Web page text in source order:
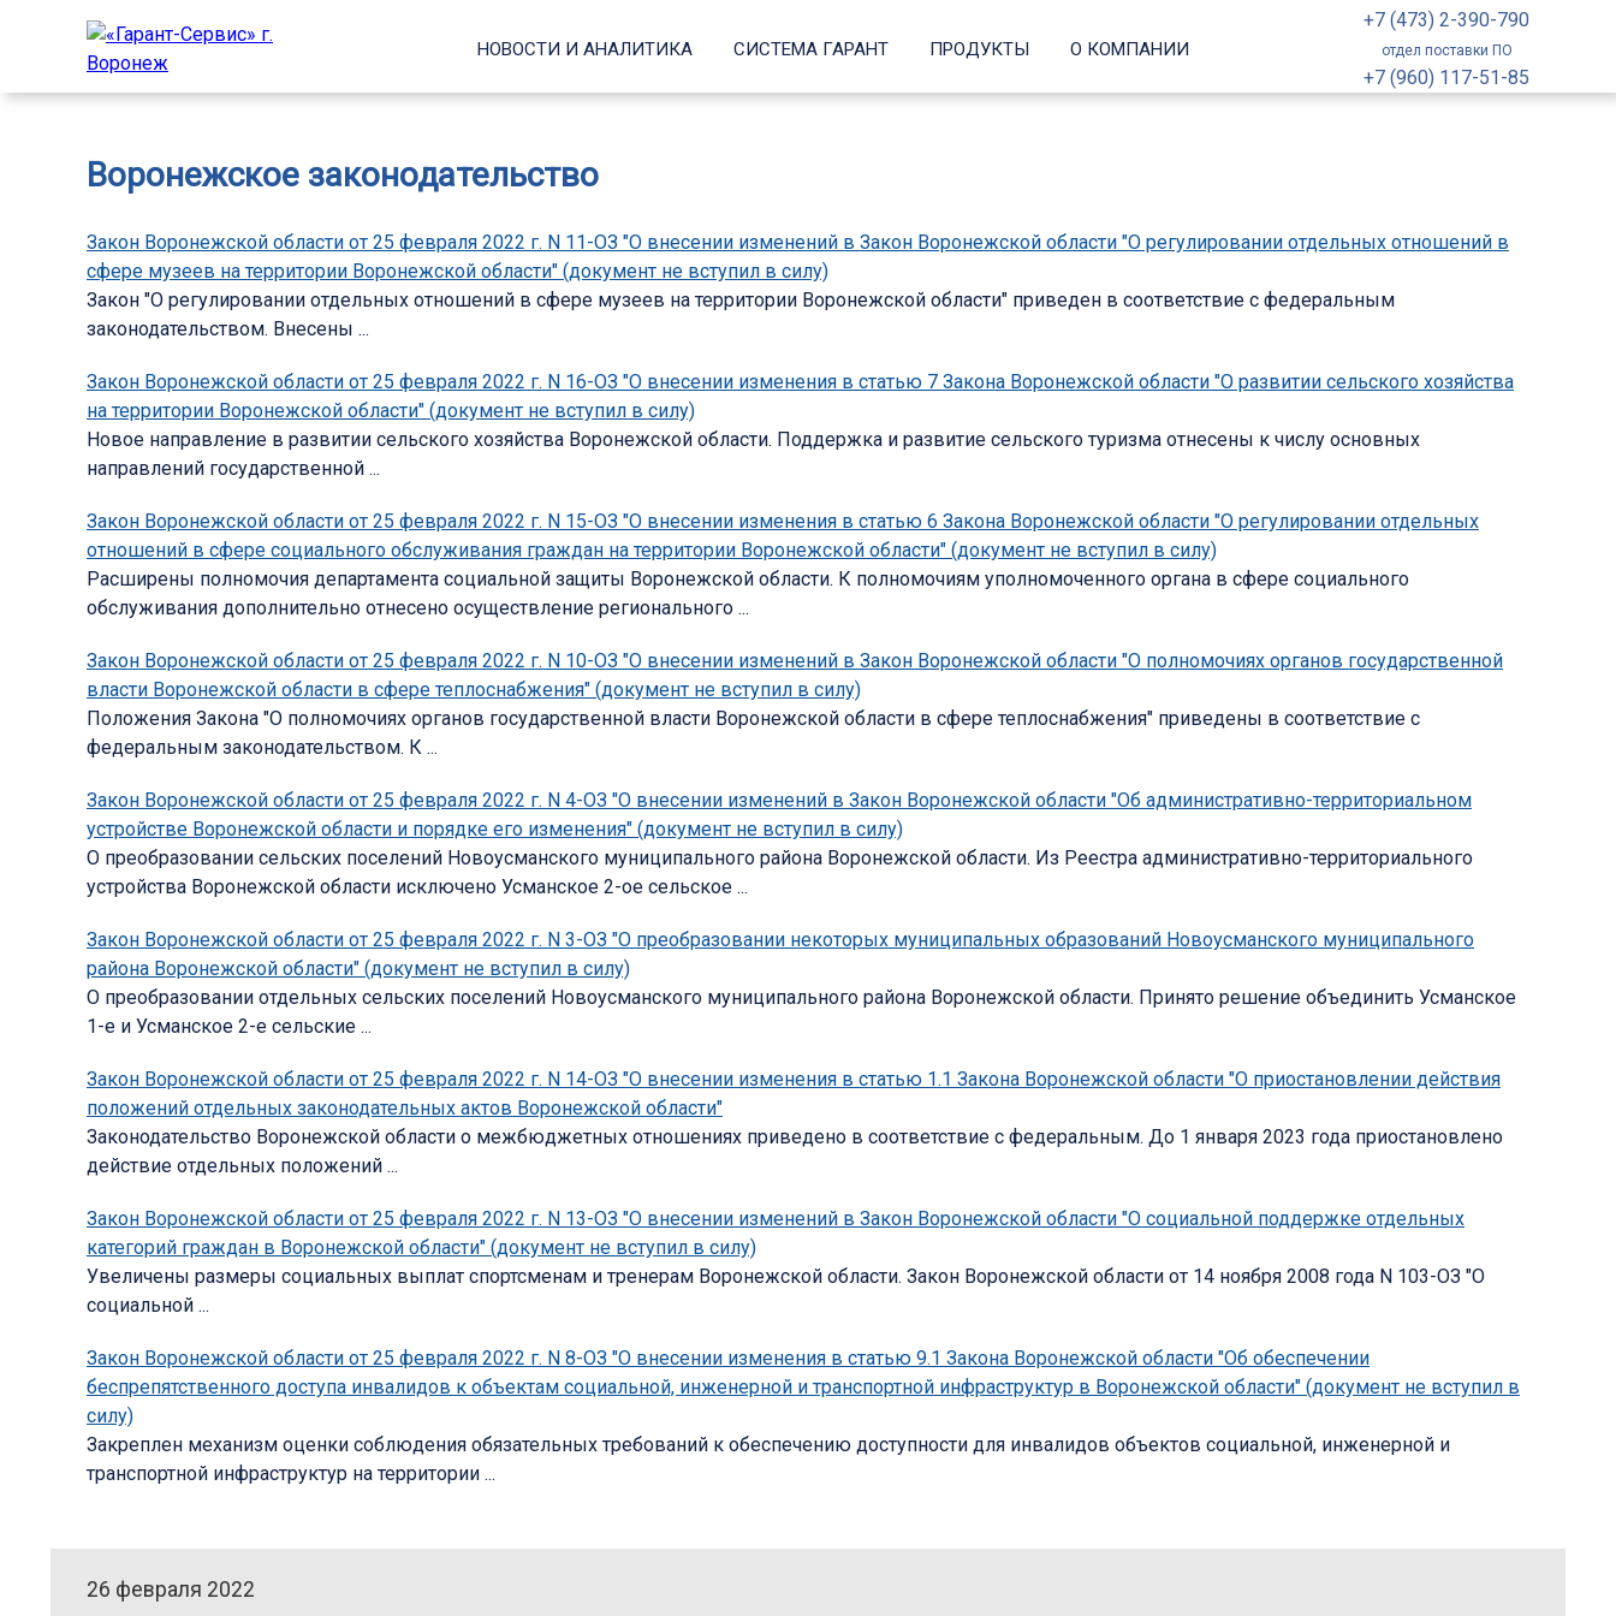
НОВОСТИ И АНАЛИТИКА СИСТЕМА ГАРАНТ ПРОДУКТЫ О КОМПАНИИ
+7 (473) 2-390-790
отдел поставки ПО
+7 (960) 117-51-85
Воронежское законодательство
Закон Воронежской области от 25 февраля 2022 г. N 11-ОЗ "О внесении изменений в Закон Воронежской области "О регулировании отдельных отношений в
сфере музеев на территории Воронежской области" (документ не вступил в силу)
Закон "О регулировании отдельных отношений в сфере музеев на территории Воронежской области" приведен в соответствие с федеральным
законодательством. Внесены ...
Закон Воронежской области от 25 февраля 2022 г. N 16-ОЗ "О внесении изменения в статью 7 Закона Воронежской области "О развитии сельского хозяйства
на территории Воронежской области" (документ не вступил в силу)
Новое направление в развитии сельского хозяйства Воронежской области. Поддержка и развитие сельского туризма отнесены к числу основных
направлений государственной ...
Закон Воронежской области от 25 февраля 2022 г. N 15-ОЗ "О внесении изменения в статью 6 Закона Воронежской области "О регулировании отдельных
отношений в сфере социального обслуживания граждан на территории Воронежской области" (документ не вступил в силу)
Расширены полномочия департамента социальной защиты Воронежской области. К полномочиям уполномоченного органа в сфере социального
обслуживания дополнительно отнесено осуществление регионального ...
Закон Воронежской области от 25 февраля 2022 г. N 10-ОЗ "О внесении изменений в Закон Воронежской области "О полномочиях органов государственной
власти Воронежской области в сфере теплоснабжения" (документ не вступил в силу)
Положения Закона "О полномочиях органов государственной власти Воронежской области в сфере теплоснабжения" приведены в соответствие с
федеральным законодательством. К ...
Закон Воронежской области от 25 февраля 2022 г. N 4-ОЗ "О внесении изменений в Закон Воронежской области "Об административно-территориальном
устройстве Воронежской области и порядке его изменения" (документ не вступил в силу)
О преобразовании сельских поселений Новоусманского муниципального района Воронежской области. Из Реестра административно-территориального
устройства Воронежской области исключено Усманское 2-ое сельское ...
Закон Воронежской области от 25 февраля 2022 г. N 3-ОЗ "О преобразовании некоторых муниципальных образований Новоусманского муниципального
района Воронежской области" (документ не вступил в силу)
О преобразовании отдельных сельских поселений Новоусманского муниципального района Воронежской области. Принято решение объединить Усманское
1-е и Усманское 2-е сельские ...
Закон Воронежской области от 25 февраля 2022 г. N 14-ОЗ "О внесении изменения в статью 1.1 Закона Воронежской области "О приостановлении действия
положений отдельных законодательных актов Воронежской области"
Законодательство Воронежской области о межбюджетных отношениях приведено в соответствие с федеральным. До 1 января 2023 года приостановлено
действие отдельных положений ...
Закон Воронежской области от 25 февраля 2022 г. N 13-ОЗ "О внесении изменений в Закон Воронежской области "О социальной поддержке отдельных
категорий граждан в Воронежской области" (документ не вступил в силу)
Увеличены размеры социальных выплат спортсменам и тренерам Воронежской области. Закон Воронежской области от 14 ноября 2008 года N 103-ОЗ "О
социальной ...
Закон Воронежской области от 25 февраля 2022 г. N 8-ОЗ "О внесении изменения в статью 9.1 Закона Воронежской области "Об обеспечении
беспрепятственного доступа инвалидов к объектам социальной, инженерной и транспортной инфраструктур в Воронежской области" (документ не вступил в
силу)
Закреплен механизм оценки соблюдения обязательных требований к обеспечению доступности для инвалидов объектов социальной, инженерной и
транспортной инфраструктур на территории ...
26 февраля 2022